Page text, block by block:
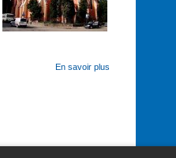
En savoir plus